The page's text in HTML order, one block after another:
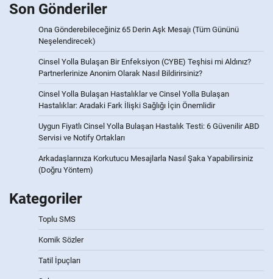
Son Gönderiler
Ona Gönderebileceğiniz 65 Derin Aşk Mesajı (Tüm Gününü
Neşelendirecek)
Cinsel Yolla Bulaşan Bir Enfeksiyon (CYBE) Teşhisi mi Aldınız?
Partnerlerinize Anonim Olarak Nasıl Bildirirsiniz?
Cinsel Yolla Bulaşan Hastalıklar ve Cinsel Yolla Bulaşan
Hastalıklar: Aradaki Fark İlişki Sağlığı İçin Önemlidir
Uygun Fiyatlı Cinsel Yolla Bulaşan Hastalık Testi: 6 Güvenilir ABD
Servisi ve Notify Ortakları
Arkadaşlarınıza Korkutucu Mesajlarla Nasıl Şaka Yapabilirsiniz
(Doğru Yöntem)
Kategoriler
Toplu SMS
Komik Sözler
Tatil İpuçları